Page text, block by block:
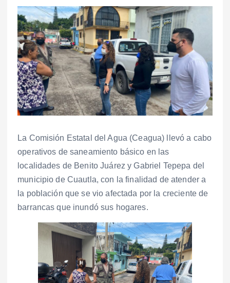
La Comisión Estatal del Agua (Ceagua) llevó a cabo
operativos de saneamiento básico en las
localidades de Benito Juárez y Gabriel Tepepa del
municipio de Cuautla, con la finalidad de atender a
la población que se vio afectada por la creciente de
barrancas que inundó sus hogares.